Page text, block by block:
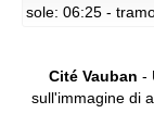
sole: 06:25 -
Cité Vauban -
sull'immagine di